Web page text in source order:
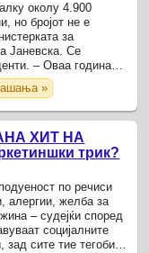
околу 4.900
но бројот не е
за
Јаневска. Се
– Оваа година
училишта е
»
ХИТ НА
трик?
по речиси
алергии, желба за
– судејќи според
социјалните
сите тие тегоби